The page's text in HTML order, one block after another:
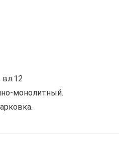
вл.12
монолитный.